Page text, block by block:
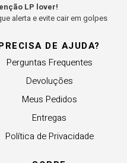
DE AJUDA?
Perguntas Frequentes
Devoluções
Meus Pedidos
Entregas
Política de Privacidade
LP lover!
alerta e evite cair em golpes